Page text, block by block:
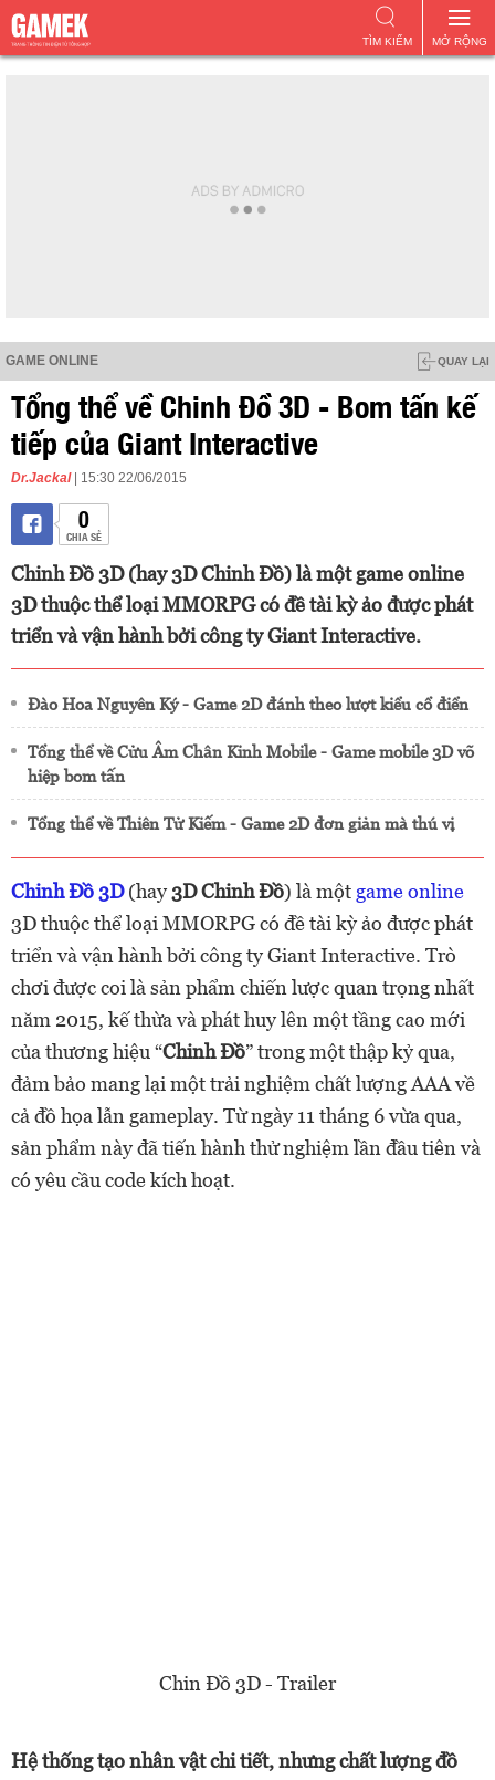
MỞ RỘNG
TÌM KIẾM
GAME ONLINE QUAY LẠI
Tổng thể về Chinh Đồ 3D - Bom tấn kế
tiếp của Giant Interactive
Dr.Jackal | 15:30 22/06/2015
0
CHIA SẺ
Chinh Đồ 3D (hay 3D Chinh Đồ) là một game online
3D thuộc thể loại MMORPG có đề tài kỳ ảo được phát
triển và vận hành bởi công ty Giant Interactive.
Đào Hoa Nguyên Ký - Game 2D đánh theo lượt kiểu cổ điển
Tổng thể về Cửu Âm Chân Kinh Mobile - Game mobile 3D võ
hiệp bom tấn
Tổng thể về Thiên Tử Kiếm - Game 2D đơn giản mà thú vị
Chinh Đồ 3D(hay3D Chinh Đồ) là một game online
3D thuộc thể loại MMORPG có đề tài kỳ ảo được phát
triển và vận hành bởi công ty Giant Interactive. Trò
chơi được coi là sản phẩm chiến lược quan trọng nhất
năm 2015, kế thừa và phát huy lên một tầng cao mới
của thương hiệu “Chinh Đồ” trong một thập kỷ qua,
đảm bảo mang lại một trải nghiệm chất lượng AAA về
cả đồ họa lẫn gameplay. Từ ngày 11 tháng 6 vừa qua,
sản phẩm này đã tiến hành thử nghiệm lần đầu tiên và
có yêu cầu code kích hoạt.
Chin Đồ 3D - Trailer
Hệ thống tạo nhân vật chi tiết, nhưng chất lượng đồ